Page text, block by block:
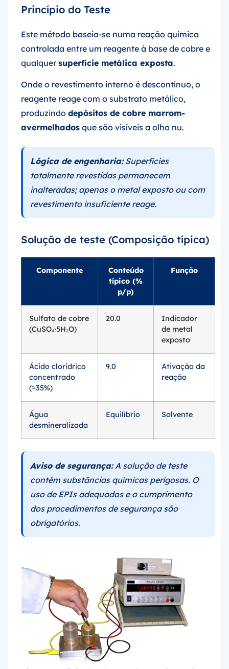
Princípio do Teste
Este método baseia-se numa reação química
controlada entre um reagente à base de cobre e
qualquersuperfície metálica exposta.
Onde o revestimento interno é descontínuo, o
reagente reage com o substrato metálico,
produzindo depósitos de cobre marrom-
avermelhados que são visíveis a olho nu.
Lógica de engenharia:Superfícies
totalmente revestidas permanecem
inalteradas; apenas o metal exposto ou com
revestimento insuficiente reage.
Solução de teste (Composição típica)
Componente
Conteúdo
típico (%
p/p)
Função
Sulfato de cobre
(CuSO₄·5H₂O)
20.0
Indicador
de metal
exposto
Ácido clorídrico
concentrado
(≈35%)
9.0
Ativação da
reação
Água
desmineralizada
Equilíbrio Solvente
Aviso de segurança:A solução de teste
contém substâncias químicas perigosas. O
uso de EPIs adequados e o cumprimento
dos procedimentos de segurança são
obrigatórios.